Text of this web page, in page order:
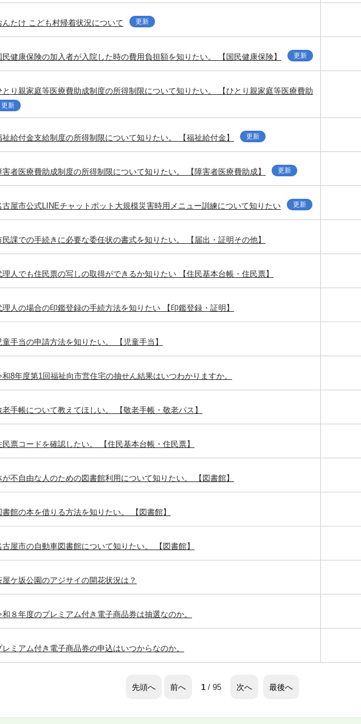
んたけ こども村帰着状況について 更新
民健康保険の加入者が入院した時の費用負担額を知りたい。 【国民健康保険】 更新
とり親家庭等医療費助成制度の所得制限について知りたい。 【ひとり親家庭等医療費助
更新
祉給付金支給制度の所得制限について知りたい。 【福祉給付金】 更新
害者医療費助成制度の所得制限について知りたい。 【障害者医療費助成】 更新
古屋市公式LINEチャットボット大規模災害時用メニュー訓練について知りたい 更新
民課での手続きに必要な委任状の書式を知りたい。 【届出・証明その他】
理人でも住民票の写しの取得ができるか知りたい 【住民基本台帳・住民票】
理人の場合の印鑑登録の手続方法を知りたい 【印鑑登録・証明】
童手当の申請方法を知りたい。 【児童手当】
和8年度第1回福祉向市営住宅の抽せん結果はいつわかりますか。
老手帳について教えてほしい。 【敬老手帳・敬老パス】
民票コードを確認したい。 【住民基本台帳・住民票】
が不自由な人のための図書館利用について知りたい。 【図書館】
書館の本を借りる方法を知りたい。 【図書館】
古屋市の自動車図書館について知りたい。 【図書館】
屋ケ坂公園のアジサイの開花状況は？
和８年度のプレミアム付き電子商品券は抽選なのか。
レミアム付き電子商品券の申込はいつからなのか。
先頭へ 前へ 1/ 95 次へ 最後へ